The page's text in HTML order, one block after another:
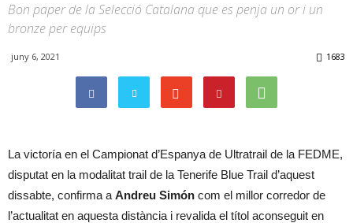
Bon paper de la Selecció Catalana que es penja un or i un
bronze per equips
juny 6, 2021 1683
La victoría en el Campionat d’Espanya de Ultratrail de la FEDME,
disputat en la modalitat trail de la Tenerife Blue Trail d’aquest
dissabte, confirma a Andreu Simón com el millor corredor de
l’actualitat en aquesta distància i revalida el títol aconseguit en